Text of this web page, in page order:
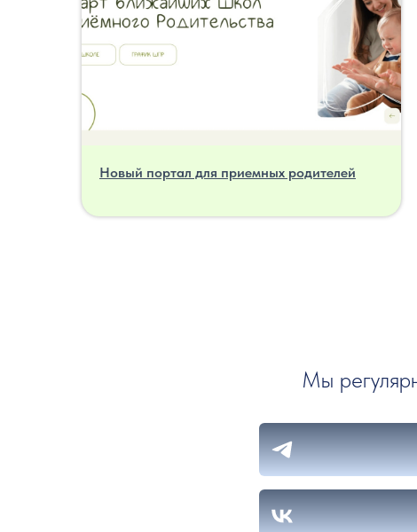
Новый портал для приемных родителей
Мы